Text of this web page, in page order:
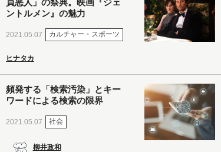
ントルメン』の魅力
2021.05.07 カルチャー・スポーツ
ヒナタカ
頻発する「検索汚染」とキー
ワードによる検索の限界
2021.05.07 社会
柳井政和